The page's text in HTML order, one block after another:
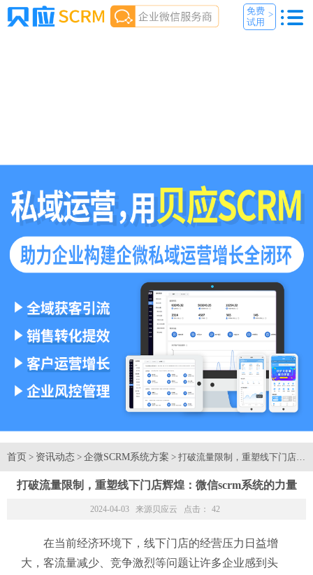
免费
试用
>
首页 > 资讯动态 > 企微SCRM系统方案 > 打破流量限制，重塑线下门店辉
打破流量限制，重塑线下门店辉煌：微信scrm系统的力量
2024-04-03 来源贝应云 点击： 42
在当前经济环境下，线下门店的经营压力日益增
大，客流量减少、竞争激烈等问题让许多企业感到头